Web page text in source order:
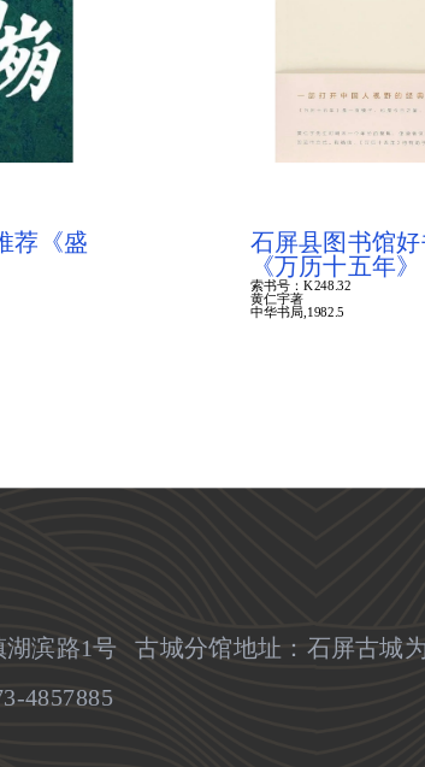
荐《盛 石屏县图书馆
《万历十五年》
索书号：K248.32
黄仁宇著
中华书局,1982.5
湖滨路1号 古城分馆地址：石屏古城
4857885